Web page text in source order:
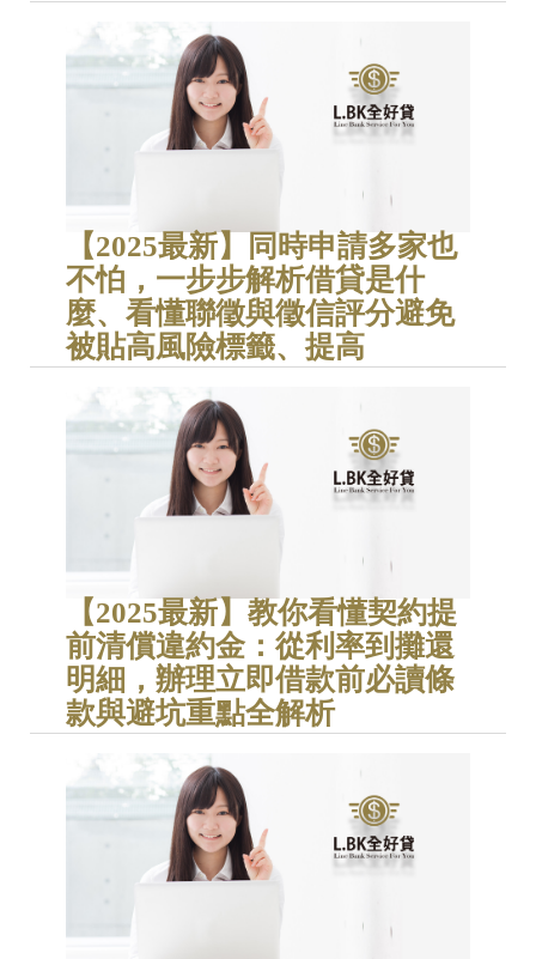
【2025最新】同時申請多家也
不怕，一步步解析借貸是什
麼、看懂聯徵與徵信評分避免
被貼高風險標籤、提高
【2025最新】教你看懂契約提
前清償違約金：從利率到攤還
明細，辦理立即借款前必讀條
款與避坑重點全解析